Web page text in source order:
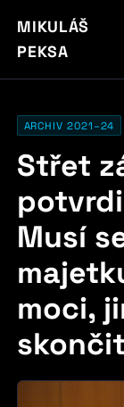
MIKULÁŠ
PEKSA
ARCHIV 2021–24
Střet
Musí
moci,